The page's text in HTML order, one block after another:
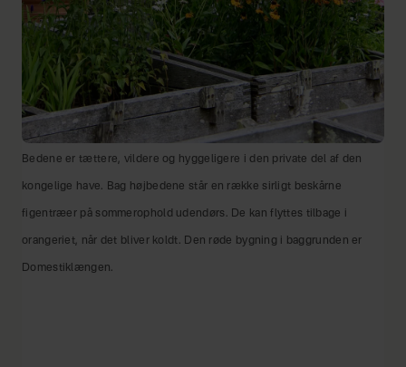
Bedene er tættere, vildere og hyggeligere i den private del af den
kongelige have. Bag højbedene står en række sirligt beskårne
figentræer på sommerophold udendørs. De kan flyttes tilbage i
orangeriet, når det bliver koldt. Den røde bygning i baggrunden er
Domestiklængen.